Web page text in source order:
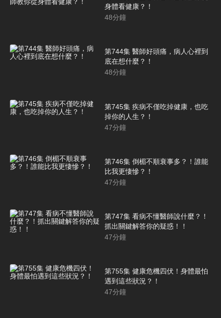
身體看健康？！
48分鐘
第744集 醫師好頭痛，病人心裡到
底在想什麼？！
48分鐘
第745集 疾病不僅吃掉健康，也吃
掉你的人生？！
47分鐘
第746集 倒楣不順衰事多？！誰能
比我更悽慘？！
47分鐘
第747集 看病不懂醫師說什麼？！
抓出關鍵解答你的疑惑！！
47分鐘
第755集 健康危機四伏！身體最怕
遇到這些狀況？！
47分鐘